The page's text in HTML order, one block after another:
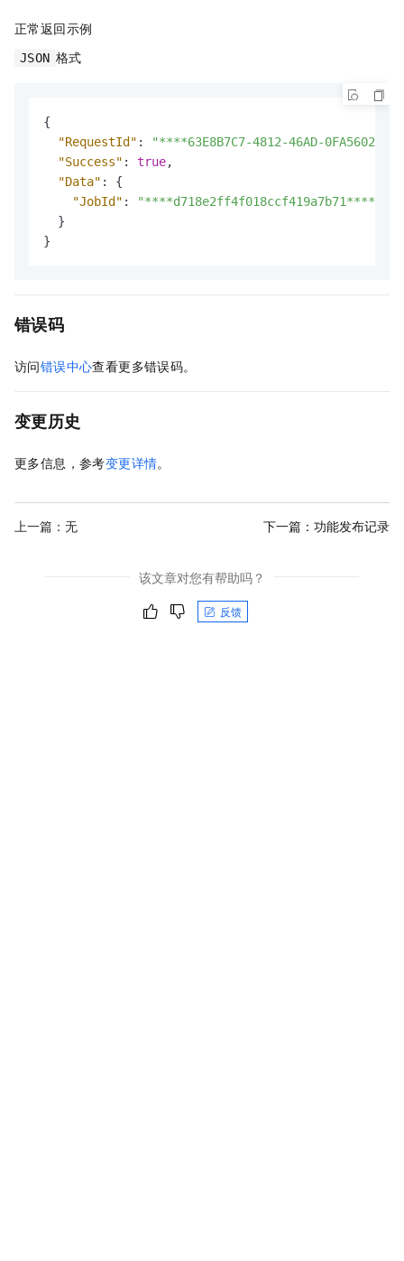
正常返回示例
JSON 格式
{
"RequestId" :
"****63E8B7C7-4812-46AD-
"Success" : true,
"Data" :
{
"JobId" :
"****d718e2ff4f018ccf419a7b71****"
}
}
错误码
访问错误中心查看更多错误码。
变更历史
更多信息，参考变更详情。
上一篇：无 下一篇： 功能发布记录
该文章对您有帮助吗？
反馈